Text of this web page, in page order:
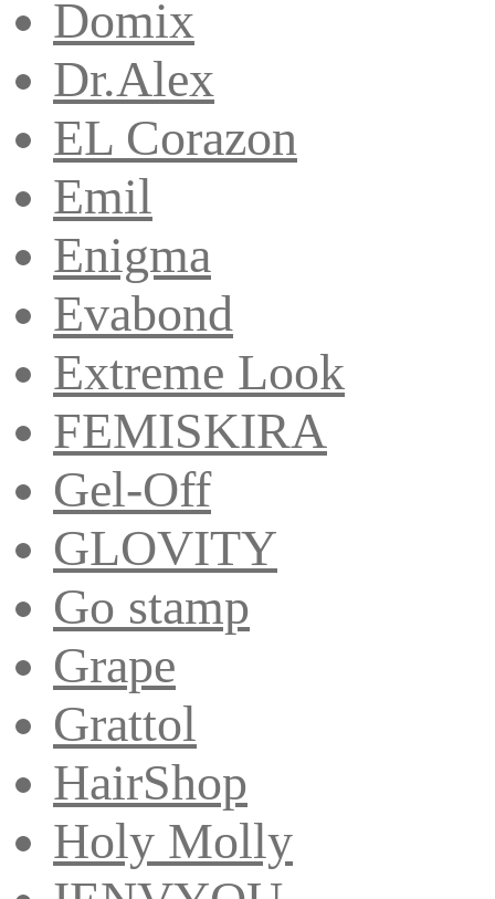
Domix
Dr.Alex
EL Corazon
Emil
Enigma
Evabond
Extreme Look
FEMISKIRA
Gel-Off
GLOVITY
Go stamp
Grape
Grattol
HairShop
Holy Molly